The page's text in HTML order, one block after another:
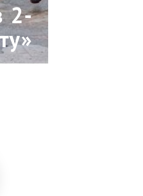
2-